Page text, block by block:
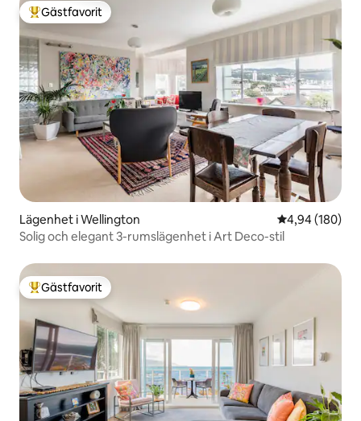
Populär gästfavorit
Gästfavorit
Lägenhet i Wellington 4,94 av 5 i
4,94 (180)
Solig och elegant 3-rumslägenhet i Art Deco-stil
Populär gästfavorit
Gästfavorit